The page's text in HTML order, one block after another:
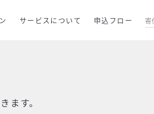
サービスについて 申込フロー
ます。